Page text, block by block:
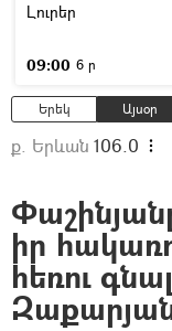
Լուրեր
09:00 6 ր
Երեկ Այսօր
ք. Երևան 106.0
իր
հեռու